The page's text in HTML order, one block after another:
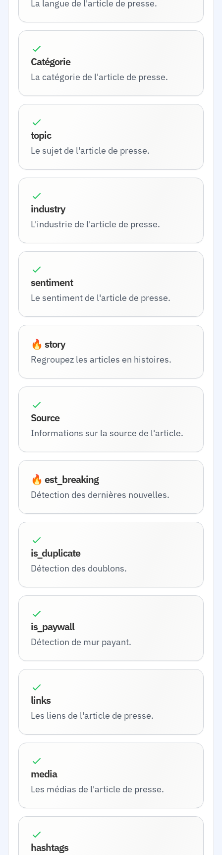
La langue de l'article de presse.
Catégorie
La catégorie de l'article de presse.
topic
Le sujet de l'article de presse.
industry
L'industrie de l'article de presse.
sentiment
Le sentiment de l'article de presse.
🔥 story
Regroupez les articles en histoires.
Source
Informations sur la source de l'article.
🔥 est_breaking
Détection des dernières nouvelles.
is_duplicate
Détection des doublons.
is_paywall
Détection de mur payant.
links
Les liens de l'article de presse.
media
Les médias de l'article de presse.
hashtags